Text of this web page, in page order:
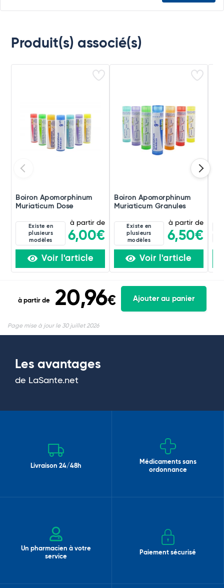
Produit(s) associé(s)
Boiron Apomorphinum
Muriaticum Dose
Existe en
plusieurs
modèles
à partir de
6,00€
Voir l'article
Boiron Apomorphinum
Muriaticum Granules
Existe en
plusieurs
modèles
à partir de
6,50€
Voir l'article
à partir de 20,96€ Ajouter au panier
Page mise à jour le 30 juillet 2026
Les avantages
de LaSante.net
Livraison 24/48h
Médicaments sans
ordonnance
Un pharmacien à votre
service
Paiement sécurisé